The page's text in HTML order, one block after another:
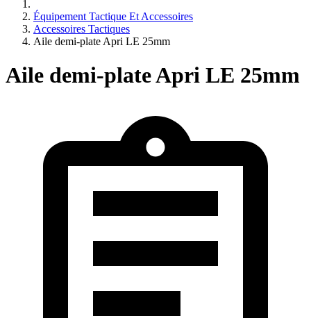
Équipement Tactique Et Accessoires
Accessoires Tactiques
Aile demi-plate Apri LE 25mm
Aile demi-plate Apri LE 25mm